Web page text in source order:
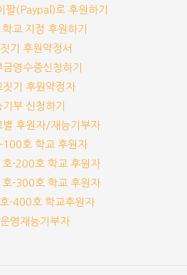
팔(Paypal)로 후원하기
교 지정 후원하기
기 후원약정서
영수증신청하기
기 후원약정자
부 신청하기
후원자/재능기부자
호 학교 후원자
-200호 학교 후원자
-300호 학교 후원자
-400호 학교후원자
영재능기부자